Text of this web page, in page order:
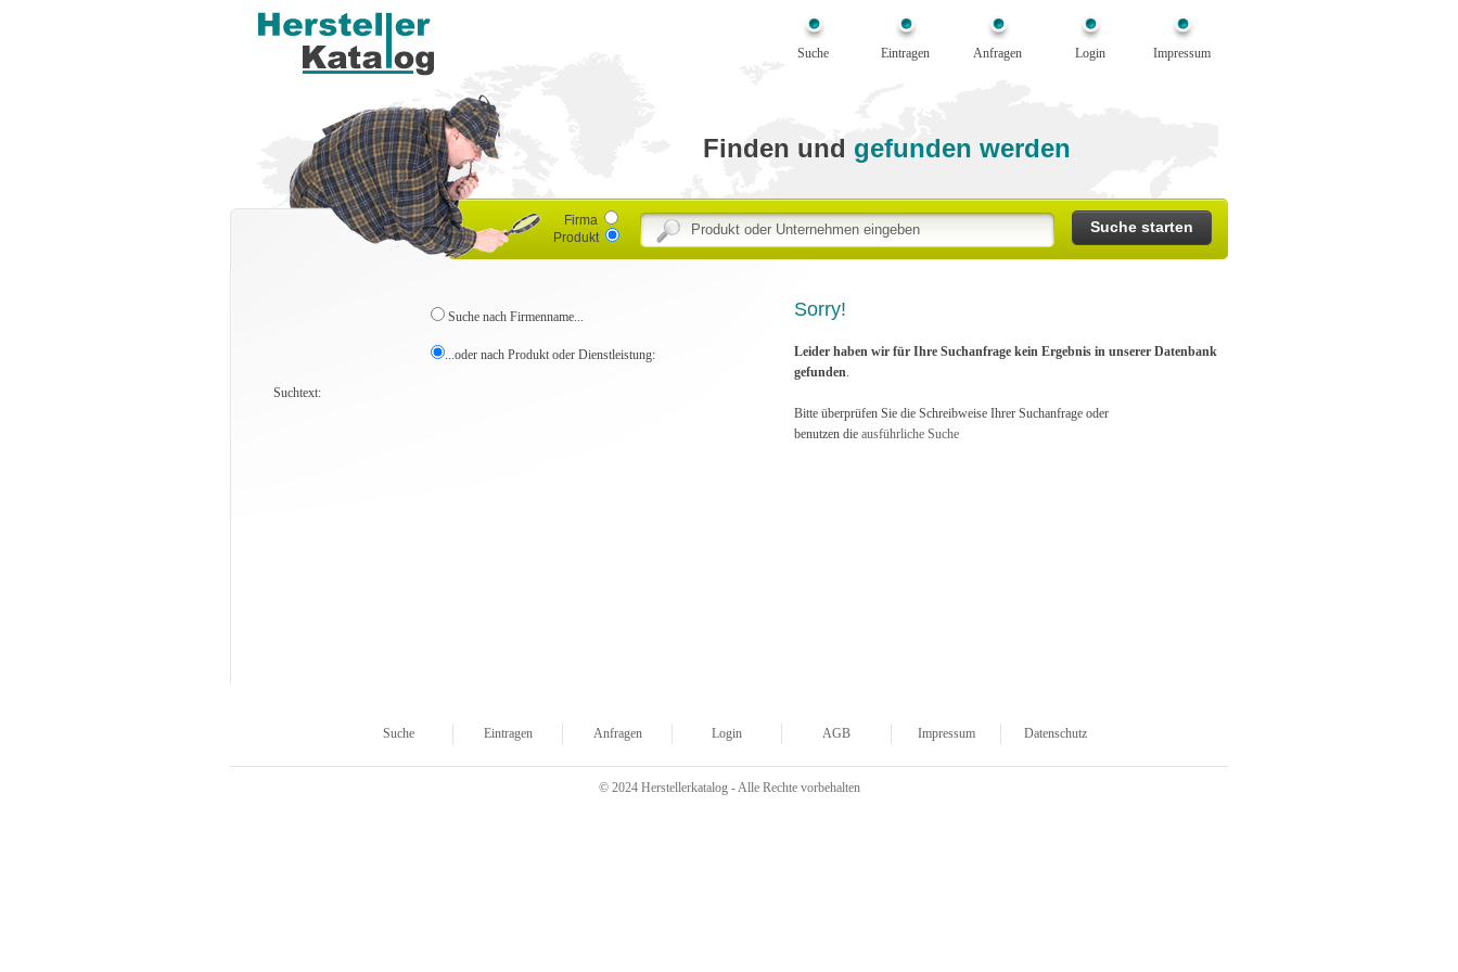
Suche Eintragen Anfragen Login Impressum
Finden und gefunden werden
Firma
Produkt
Suche nach Firmenname...
...oder nach Produkt oder Dienstleistung:
Suchtext:
Sorry!
Leider haben wir für Ihre Suchanfrage kein Ergebnis in unserer Datenbank
gefunden.
Bitte überprüfen Sie die Schreibweise Ihrer Suchanfrage oder
benutzen die ausführliche Suche
Suche Eintragen Anfragen Login AGB Impressum Datenschutz
© 2024 Herstellerkatalog - Alle Rechte vorbehalten